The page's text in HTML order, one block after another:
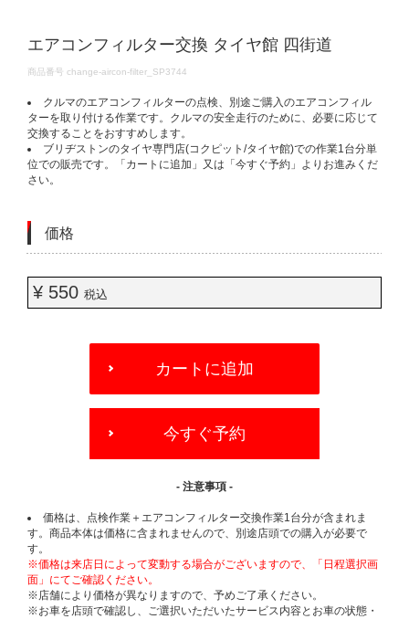
エアコンフィルター交換 タイヤ館 四街道
DETAILS
商品番号 change-aircon-filter_SP3744
クルマのエアコンフィルターの点検、別途ご購入のエアコンフィル
ターを取り付ける作業です。クルマの安全走行のために、必要に応じて
交換することをおすすめします。
ブリヂストンのタイヤ専門店(コクピット/タイヤ館)での作業1台分単
位での販売です。「カートに追加」又は「今すぐ予約」よりお進みくだ
さい。
価格
¥ 550 税込
OPTIONS
カートに追加
今すぐ予約
- 注意事項 -
価格は、点検作業＋エアコンフィルター交換作業1台分が含まれま
す。商品本体は価格に含まれませんので、別途店頭での購入が必要で
す。
※価格は来店日によって変動する場合がございますので、「日程選択画
面」にてご確認ください。
※店舗により価格が異なりますので、予めご了承ください。
※お車を店頭で確認し、ご選択いただいたサービス内容とお車の状態・